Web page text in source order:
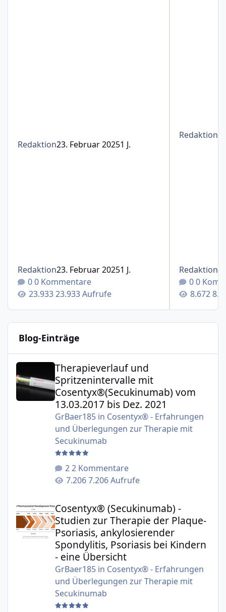
Redaktion23. Februar 20251 J.
Redaktion23. Februar 20251 J.
0 Kommentare
23.933 Aufrufe
Redaktion
Redaktion
0
Blog-Einträge
Therapieverlauf und Spritzenintervalle mit
Therapieverlauf und
Spritzenintervalle mit
Cosentyx®(Secukinumab) vom
13.03.2017 bis Dez. 2021
GrBaer185in Cosentyx® - Erfahrungen
und Überlegungen zur Therapie mit
Secukinumab
2 Kommentare
7.206 Aufrufe
Cosentyx® (Secukinumab) -
Studien zur Therapie der Plaque-
Psoriasis, ankylosierender
Spondylitis, Psoriasis bei Kindern
- eine Übersicht
GrBaer185in Cosentyx® - Erfahrungen
und Überlegungen zur Therapie mit
Secukinumab